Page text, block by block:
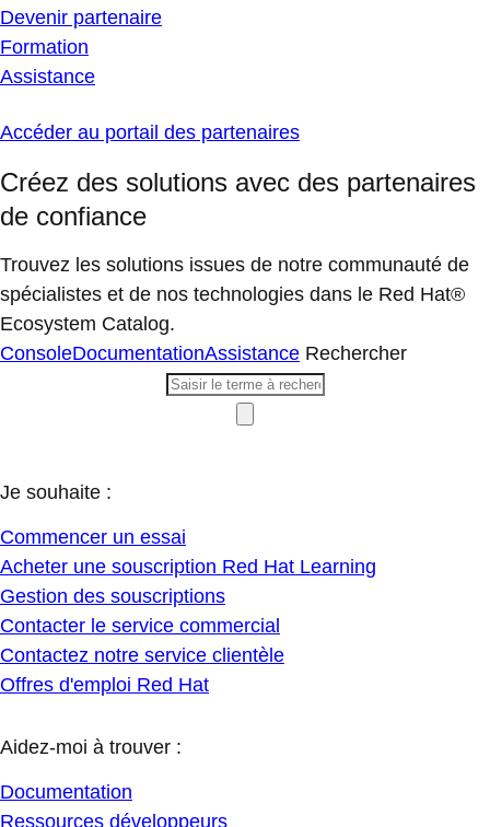
Devenir partenaire
Formation
Assistance
Accéder au portail des partenaires
Créez des solutions avec des partenaires
de confiance
Trouvez les solutions issues de notre communauté de
spécialistes et de nos technologies dans le Red Hat®
Ecosystem Catalog.
ConsoleDocumentationAssistance Rechercher
Je souhaite :
Commencer un essai
Acheter une souscription Red Hat Learning
Gestion des souscriptions
Contacter le service commercial
Contactez notre service clientèle
Offres d'emploi Red Hat
Aidez-moi à trouver :
Documentation
Ressources développeurs